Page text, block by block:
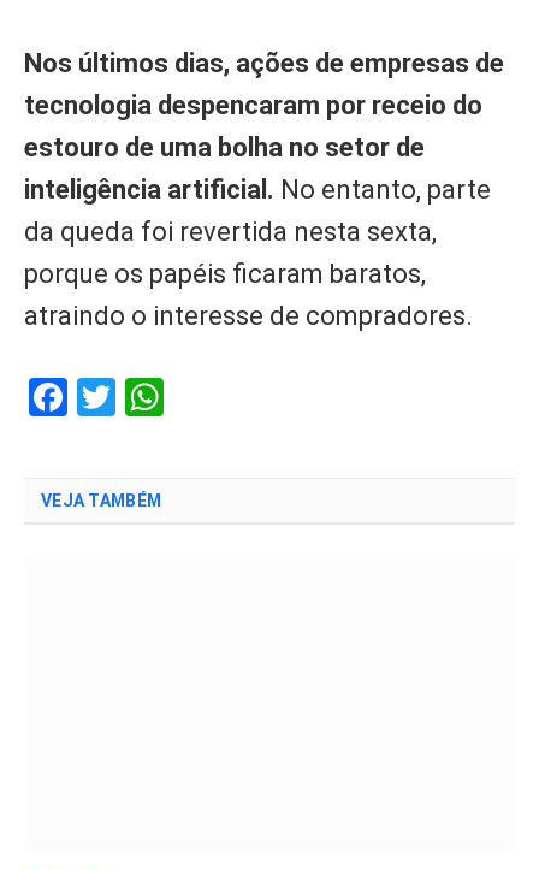
Nos últimos dias, ações de empresas de
tecnologia despencaram por receio do
estouro de uma bolha no setor de
inteligência artificial. No entanto, parte
da queda foi revertida nesta sexta,
porque os papéis ficaram baratos,
atraindo o interesse de compradores.
Facebook
Twitter
VEJA TAMBÉM